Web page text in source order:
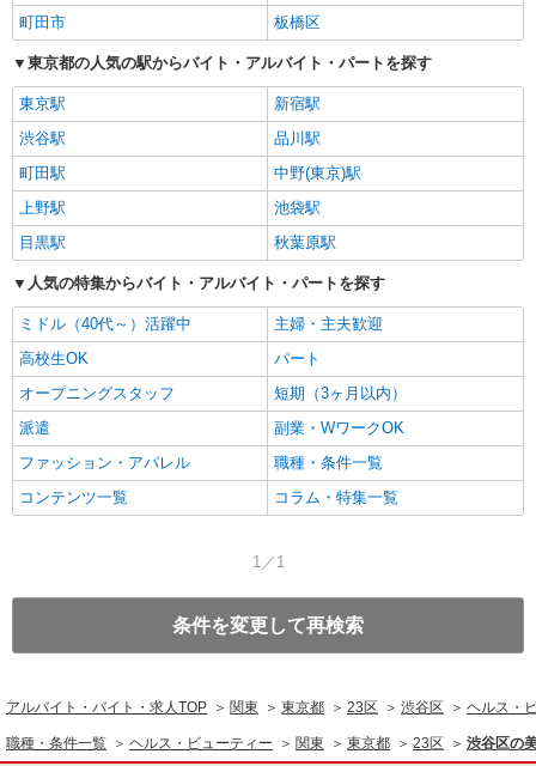
町田市
板橋区
東京都の人気の駅からバイト・アルバイト・パートを探す
東京駅
新宿駅
渋谷駅
品川駅
町田駅
中野(東京)駅
上野駅
池袋駅
目黒駅
秋葉原駅
人気の特集からバイト・アルバイト・パートを探す
ミドル（40代～）活躍中
主婦・主夫歓迎
高校生OK
パート
オープニングスタッフ
短期（3ヶ月以内）
派遣
副業・WワークOK
ファッション・アパレル
職種・条件一覧
コンテンツ一覧
コラム・特集一覧
1／1
条件を変更して再検索
アルバイト・バイト・求人TOP 関東 東京都 23区 渋谷区 ヘルス・
職種・条件一覧 ヘルス・ビューティー 関東 東京都 23区 渋谷区の